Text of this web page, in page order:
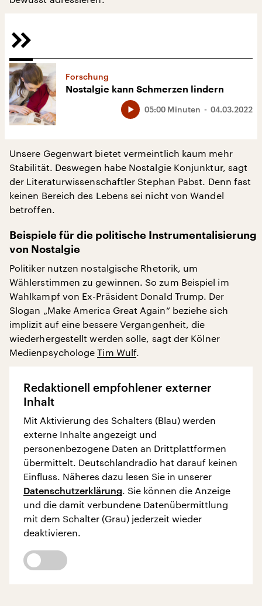
Forschung
Nostalgie kann Schmerzen lindern
04.03.2022
05:00 Minuten
Unsere Gegenwart bietet vermeintlich kaum mehr
Stabilität. Deswegen habe Nostalgie Konjunktur, sagt
der Literaturwissenschaftler Stephan Pabst. Denn fast
keinen Bereich des Lebens sei nicht von Wandel
betroffen.
Beispiele für die politische Instrumentalisierung
von Nostalgie
Politiker nutzen nostalgische Rhetorik, um
Wählerstimmen zu gewinnen. So zum Beispiel im
Wahlkampf von Ex-Präsident Donald Trump. Der
Slogan „Make America Great Again“ beziehe sich
implizit auf eine bessere Vergangenheit, die
wiederhergestellt werden solle, sagt der Kölner
MedienpsychologeTim Wulf.
Redaktionell empfohlener externer
Inhalt
Mit Aktivierung des Schalters (Blau) werden
externe Inhalte angezeigt und
personenbezogene Daten an Drittplattformen
übermittelt. Deutschlandradio hat darauf keinen
Einfluss. Näheres dazu lesen Sie in unserer
Datenschutzerklärung. Sie können die Anzeige
und die damit verbundene Datenübermittlung
mit dem Schalter (Grau) jederzeit wieder
deaktivieren.